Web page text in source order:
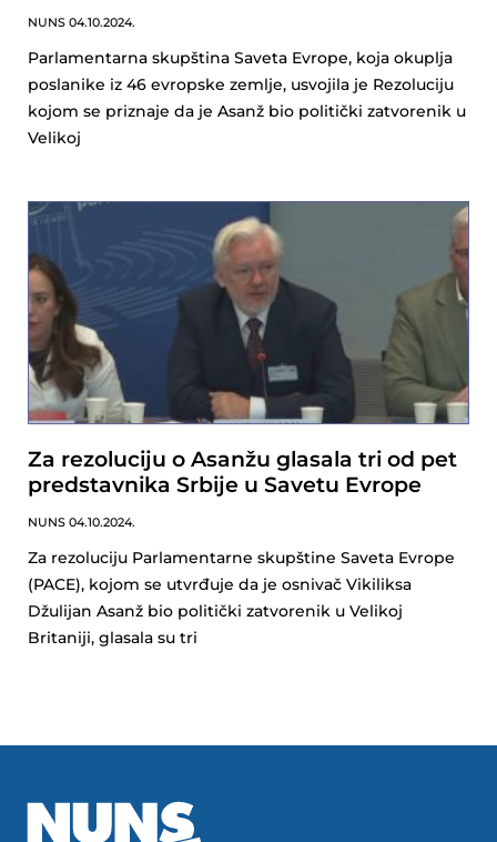
NUNS 04.10.2024.
Parlamentarna skupština Saveta Evrope, koja okuplja
poslanike iz 46 evropske zemlje, usvojila je Rezoluciju
kojom se priznaje da je Asanž bio politički zatvorenik u
Velikoj
Za rezoluciju o Asanžu glasala tri od pet
predstavnika Srbije u Savetu Evrope
NUNS 04.10.2024.
Za rezoluciju Parlamentarne skupštine Saveta Evrope
(PACE), kojom se utvrđuje da je osnivač Vikiliksa
Džulijan Asanž bio politički zatvorenik u Velikoj
Britaniji, glasala su tri